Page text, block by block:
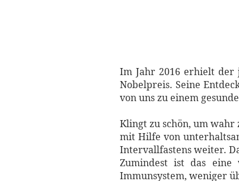
Im Jahr 2016 erhielt der
Nobelpreis. Seine
von uns zu einem
Klingt zu schön, um wahr
mit Hilfe von
Intervallfastens weiter.
Zumindest ist das eine
Immunsystem, weniger